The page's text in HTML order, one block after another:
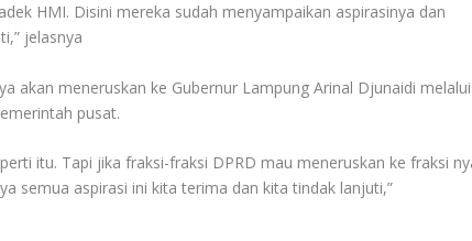
HMI. Disini mereka sudah menyampaikan aspirasinya dan
jelasnya
akan meneruskan ke Gubernur Lampung Arinal Djunaidi melalui
pusat.
itu. Tapi jika fraksi-fraksi DPRD mau meneruskan ke fraksi
semua aspirasi ini kita terima dan kita tindak lanjuti,”